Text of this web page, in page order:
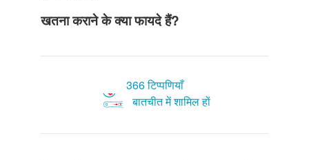
खतना कराने के क्या फायदे हैं?
366 टिप्पणियाँ
बातचीत में शामिल हों